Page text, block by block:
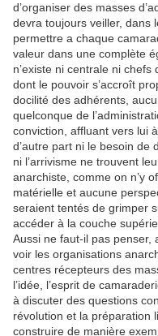
d’organiser des masses
devra toujours veiller, dans
permettre a chaque
valeur dans une complète
n’existe ni centrale ni
dont le pouvoir s’accroît
docilité des adhérents,
quelconque de
conviction, affluant vers lui
d’autre part ni le besoin de
ni l’arrivisme ne trouvent
anarchiste, comme on n’y
matérielle et aucune
seraient tentés de grimper
accéder à la couche
Aussi ne faut-il pas penser,
voir les organisations
centres récepteurs des
l’idée, l’esprit de
à discuter des questions
révolution et la préparation
construire de manière